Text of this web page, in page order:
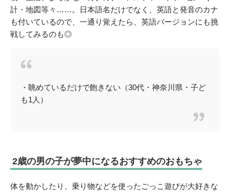
計・地図等々……。日本語名だけでなく、英語と発音のカナ
も付いているので、一通り覚えたら、英語バージョンにも挑
戦してみるのも◎
・眺めているだけで飽きない（30代・神奈川県・子ど
も1人）
2歳の男の子が夢中になるおすすめのおもちゃ
体を動かしたり、乗り物などを使ったごっこ遊びが大好きな